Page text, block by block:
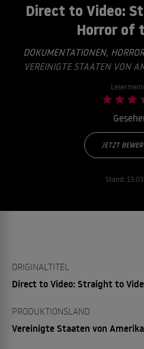
Direct to Video:
Horror of
DOKUMENTATIONEN, HORROR
VEREINIGTE STAATEN VON
JETZT
Stand:
ORIGINALTITEL
Direct to Video: Straight to
PRODUKTIONSLAND
Vereinigte Staaten von Amerika